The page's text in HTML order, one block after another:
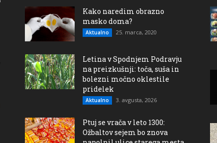
Kako naredim obrazno
masko doma?
Aktualno 25. marca, 2020
Letina v Spodnjem Podravju
na preizkušnji: toča, suša in
bolezni močno oklestile
pridelek
Aktualno 3. avgusta, 2026
Ptuj se vrača v leto 1300:
Ožbaltov sejem bo znova